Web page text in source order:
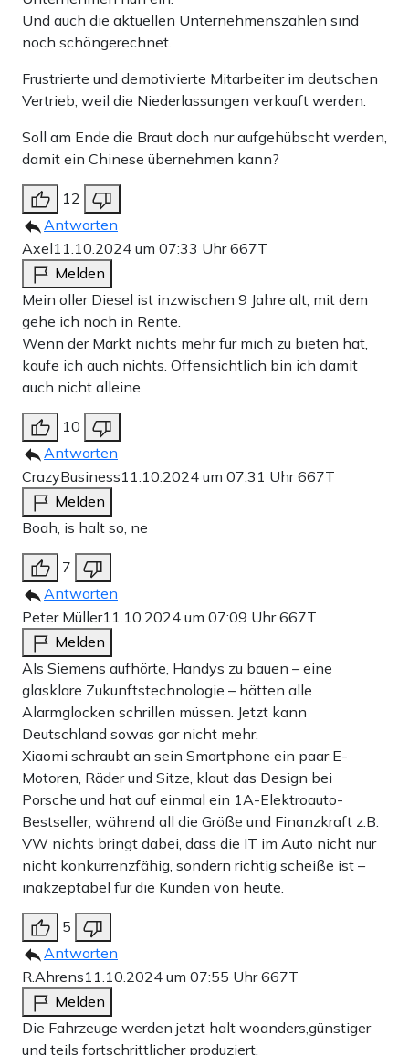
Und auch die aktuellen Unternehmenszahlen sind
noch schöngerechnet.
Frustrierte und demotivierte Mitarbeiter im deutschen
Vertrieb, weil die Niederlassungen verkauft werden.
Soll am Ende die Braut doch nur aufgehübscht werden,
damit ein Chinese übernehmen kann?
12
Antworten
Axel11.10.2024 um 07:33 Uhr667T
Melden
Mein oller Diesel ist inzwischen 9 Jahre alt, mit dem
gehe ich noch in Rente.
Wenn der Markt nichts mehr für mich zu bieten hat,
kaufe ich auch nichts. Offensichtlich bin ich damit
auch nicht alleine.
10
Antworten
CrazyBusiness11.10.2024 um 07:31 Uhr667T
Melden
Boah, is halt so, ne
7
Antworten
Peter Müller11.10.2024 um 07:09 Uhr667T
Melden
Als Siemens aufhörte, Handys zu bauen – eine
glasklare Zukunftstechnologie – hätten alle
Alarmglocken schrillen müssen. Jetzt kann
Deutschland sowas gar nicht mehr.
Xiaomi schraubt an sein Smartphone ein paar E-
Motoren, Räder und Sitze, klaut das Design bei
Porsche und hat auf einmal ein 1A-Elektroauto-
Bestseller, während all die Größe und Finanzkraft z.B.
VW nichts bringt dabei, dass die IT im Auto nicht nur
nicht konkurrenzfähig, sondern richtig scheiße ist –
inakzeptabel für die Kunden von heute.
5
Antworten
R.Ahrens11.10.2024 um 07:55 Uhr667T
Melden
Die Fahrzeuge werden jetzt halt woanders,günstiger
und teils fortschrittlicher produziert.